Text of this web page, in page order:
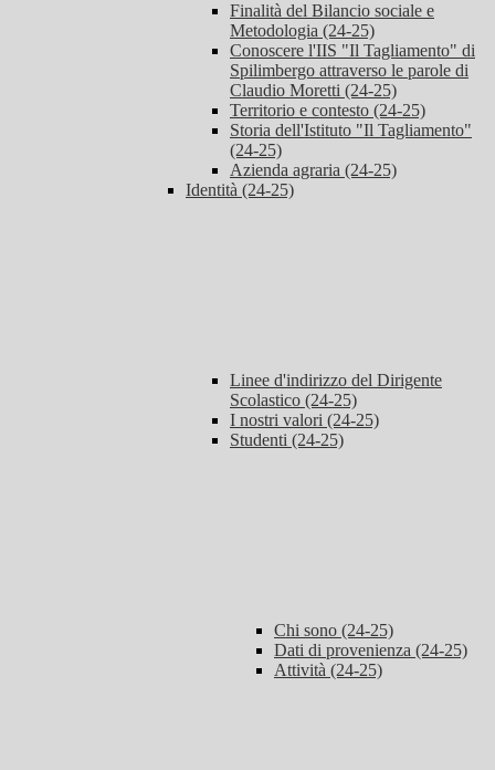
Finalità del Bilancio sociale e
Metodologia (24-25)
Conoscere l'IIS "Il Tagliamento" di
Spilimbergo attraverso le parole di
Claudio Moretti (24-25)
Territorio e contesto (24-25)
Storia dell'Istituto "Il Tagliamento"
(24-25)
Azienda agraria (24-25)
Identità (24-25)
Linee d'indirizzo del Dirigente
Scolastico (24-25)
I nostri valori (24-25)
Studenti (24-25)
Chi sono (24-25)
Dati di provenienza (24-25)
Attività (24-25)